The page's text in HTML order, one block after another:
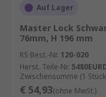
Auf Lager
Master Lock
76mm, H 196 mm
RS Best.-Nr. 120-020
Herst. Teile-Nr.
Zwischensumme (1
€ 54,93(ohne MwSt.)